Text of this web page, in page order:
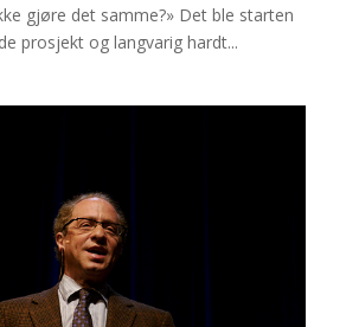
gjøre det samme?» Det ble starten
prosjekt og langvarig hardt...